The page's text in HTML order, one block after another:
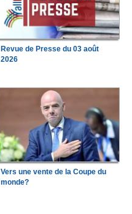
Revue de Presse du 03 août
2026
Vers une vente de la Coupe du
monde?